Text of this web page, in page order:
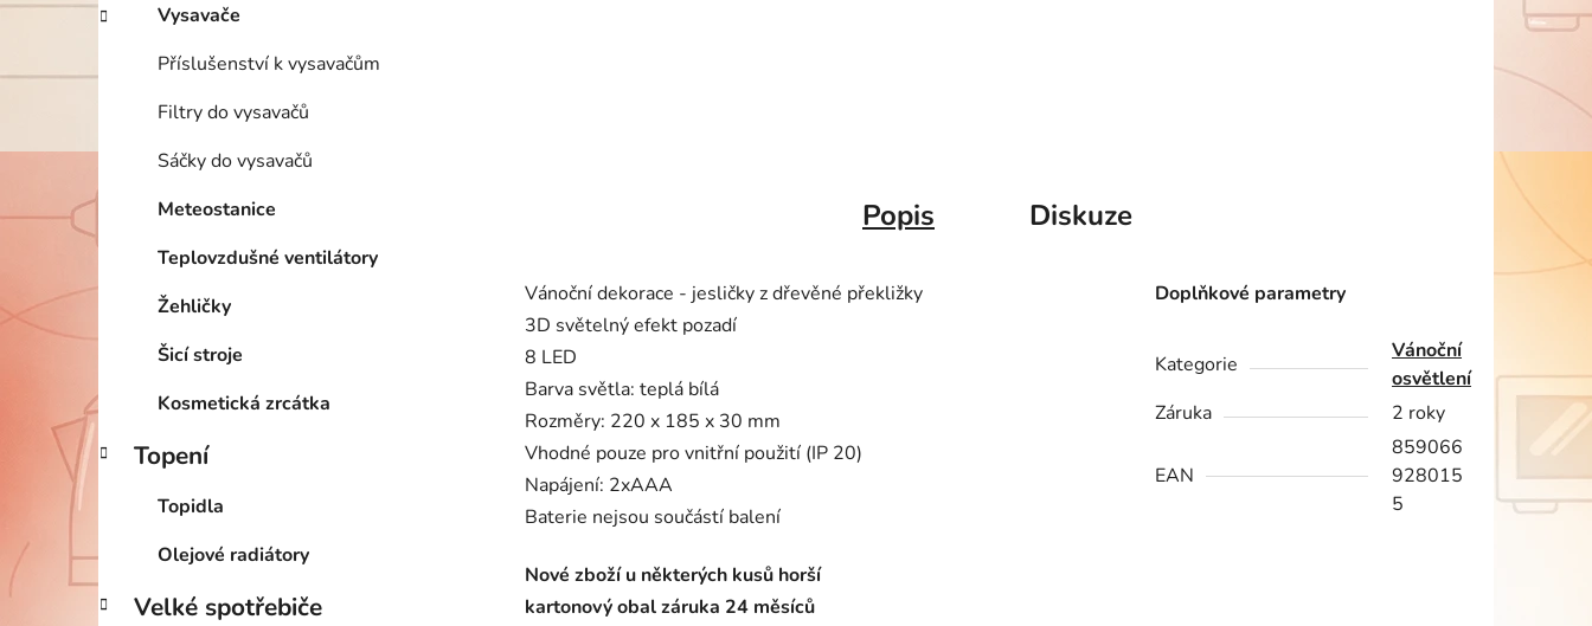
Vysavače
Příslušenství k vysavačům
Filtry do vysavačů
Sáčky do vysavačů
Meteostanice
Teplovzdušné ventilátory
Žehličky
Šicí stroje
Kosmetická zrcátka
Topení
Topidla
Olejové radiátory
Velké spotřebiče
Popis Diskuze
Vánoční dekorace - jesličky z dřevěné překližky
3D světelný efekt pozadí
8 LED
Barva světla: teplá bílá
Rozměry: 220 x 185 x 30 mm
Vhodné pouze pro vnitřní použití (IP 20)
Napájení: 2xAAA
Baterie nejsou součástí balení
Nové zboží u některých kusů horší
kartonový obal záruka 24 měsíců
Doplňkové parametry
Kategorie
Vánoční
osvětlení
Záruka
2 roky
EAN
859066
928015
5